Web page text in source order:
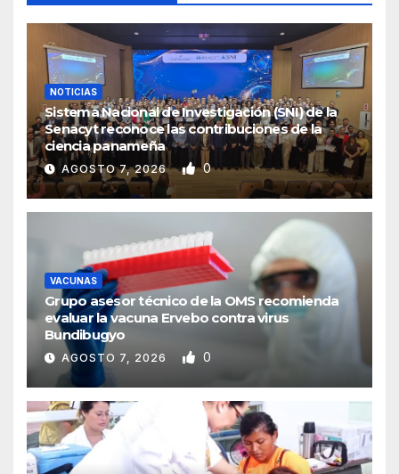
NOTICIAS
Sistema Nacional de Investigación (SNI) de la
Senacyt reconoce las contribuciones de la
ciencia panameña
AGOSTO 7, 2026 0
VACUNAS
Grupo asesor técnico de la OMS recomienda
evaluar la vacuna Ervebo contra virus
Bundibugyo
AGOSTO 7, 2026 0